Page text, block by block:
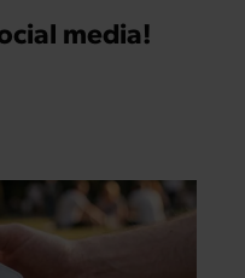
media!